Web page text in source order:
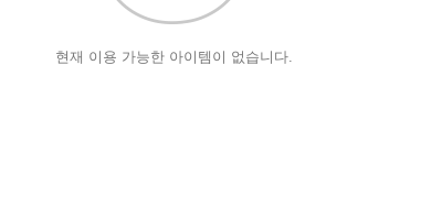
현재 이용 가능한 아이템이 없습니다.